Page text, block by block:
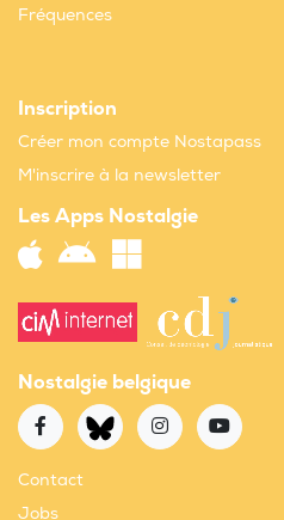
Fréquences
Inscription
Créer mon compte Nostapass
M'inscrire à la newsletter
Les Apps Nostalgie
Nostalgie belgique
Contact
Jobs